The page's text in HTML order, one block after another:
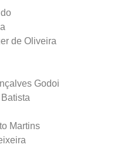
de Oliveira
Godoi
Martins